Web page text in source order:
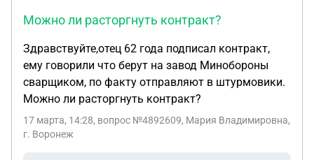
Можно ли расторгнуть контракт?
Здравствуйте,отец 62 года подписал контракт,
ему говорили что берут на завод Минобороны
сварщиком, по факту отправляют в штурмовики.
Можно ли расторгнуть контракт?
17 марта, 14:28, вопрос №4892609, Мария Владимировна,
г. Воронеж